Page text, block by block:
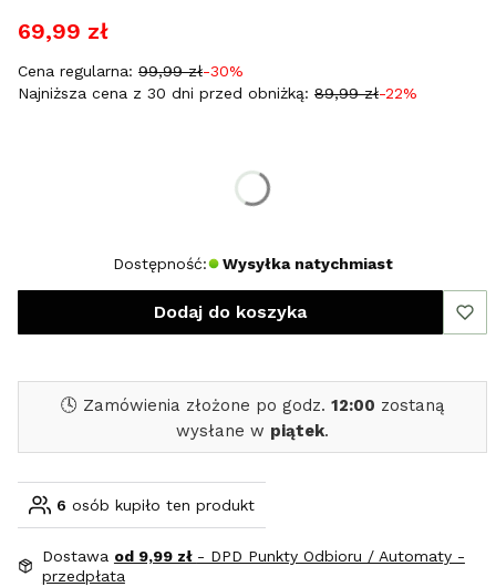
69,99 zł
Cena regularna: 99,99 zł-30%
Najniższa cena z 30 dni przed obniżką: 89,99 zł-22%
Dostępność: Wysyłka natychmiast
Dodaj do koszyka
🕓 Zamówienia złożone po godz. 12:00 zostaną
wysłane w piątek.
6 osób kupiło ten produkt
Dostawa od 9,99 zł - DPD Punkty Odbioru / Automaty -
przedpłata